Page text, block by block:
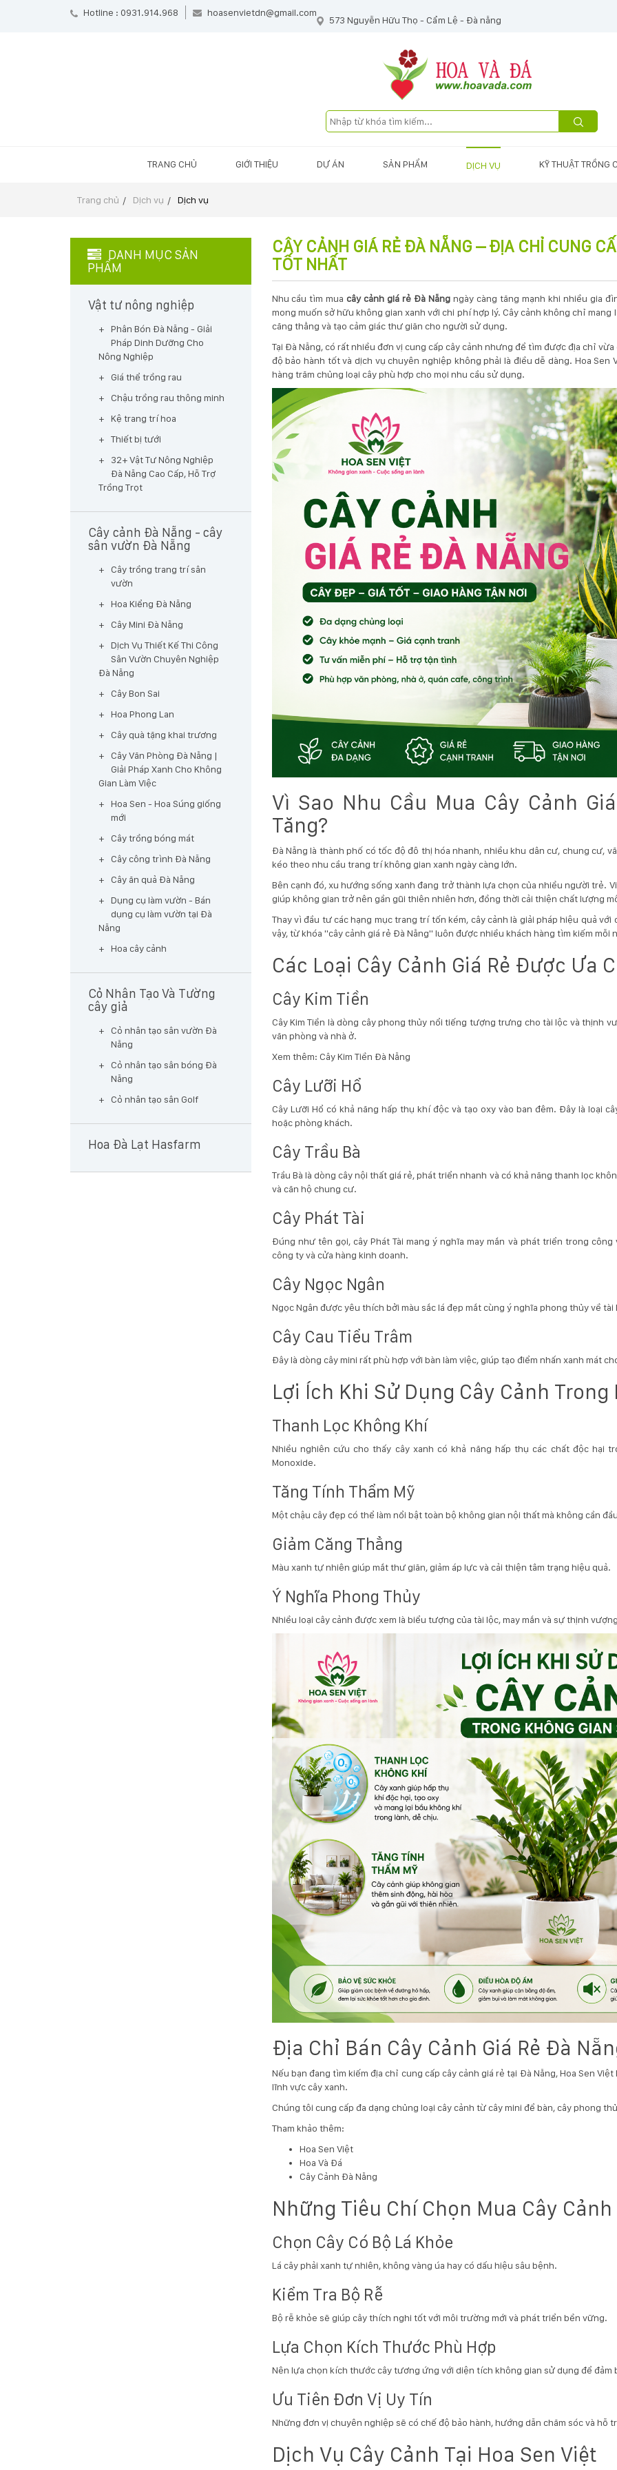
Hotline : 0931.914.968 hoasenvietdn@gmail.com
573 Nguyễn Hữu Thọ - Cẩm Lệ - Đà nẵng
TRANG CHỦ GIỚI THIỆU DỰ ÁN SẢN PHẨM DỊCH VỤ KỸ THUẬT TRỒNG
Trang chủ Dịch vụ Dịch vụ
DANH MỤC SẢN
PHẨM
Vật tư nông nghiệp
Phân Bón Đà Nẵng - Giải
Pháp Dinh Dưỡng Cho
Nông Nghiệp
Giá thể trồng rau
Chậu trồng rau thông minh
Kệ trang trí hoa
Thiết bị tưới
32+ Vật Tư Nông Nghiệp
Đà Nẵng Cao Cấp, Hỗ Trợ
Trồng Trọt
Cây cảnh Đà Nẵng - cây
sân vườn Đà Nẵng
Cây trồng trang trí sân
vườn
Hoa Kiểng Đà Nẵng
Cây Mini Đà Nẵng
Dịch Vụ Thiết Kế Thi Công
Sân Vườn Chuyên Nghiệp
Đà Nẵng
Cây Bon Sai
Hoa Phong Lan
Cây quà tặng khai trương
Cây Văn Phòng Đà Nẵng |
Giải Pháp Xanh Cho Không
Gian Làm Việc
Hoa Sen - Hoa Súng giống
mới
Cây trồng bóng mát
Cây công trình Đà Nẵng
Cây ăn quả Đà Nẵng
Dụng cụ làm vườn - Bán
dụng cụ làm vườn tại Đà
Nẵng
Hoa cây cảnh
Cỏ Nhân Tạo Và Tường
cây giả
Cỏ nhân tạo sân vườn Đà
Nẵng
Cỏ nhân tạo sân bóng Đà
Nẵng
Cỏ nhân tạo sân Golf
Hoa Đà Lạt Hasfarm
CÂY CẢNH GIÁ RẺ ĐÀ NẴNG – ĐỊA CHỈ CUNG
TỐT NHẤT
Nhu cầu tìm mua cây cảnh giá rẻ Đà Nẵng ngày càng tăng mạnh khi nhiều gia
mong muốn sở hữu không gian xanh với chi phí hợp lý. Cây cảnh không chỉ
căng thẳng và tạo cảm giác thư giãn cho người sử dụng.
Tại Đà Nẵng, có rất nhiều đơn vị cung cấp cây cảnh nhưng để tìm được địa chỉ
độ bảo hành tốt và dịch vụ chuyên nghiệp không phải là điều dễ dàng. Hoa
hàng trăm chủng loại cây phù hợp cho mọi nhu cầu sử dụng.
Vì Sao Nhu Cầu Mua Cây Cảnh
Tăng?
Đà Nẵng là thành phố có tốc độ đô thị hóa nhanh, nhiều khu dân cư, chung cư,
kéo theo nhu cầu trang trí không gian xanh ngày càng lớn.
Bên cạnh đó, xu hướng sống xanh đang trở thành lựa chọn của nhiều người trẻ.
giúp không gian trở nên gần gũi thiên nhiên hơn, đồng thời cải thiện chất lượng
Thay vì đầu tư các hạng mục trang trí tốn kém, cây cảnh là giải pháp hiệu quả
vậy, từ khóa "cây cảnh giá rẻ Đà Nẵng" luôn được nhiều khách hàng tìm kiếm mỗi
Các Loại Cây Cảnh Giá Rẻ Được Ưa
Cây Kim Tiền
Cây Kim Tiền là dòng cây phong thủy nổi tiếng tượng trưng cho tài lộc và thịnh
văn phòng và nhà ở.
Xem thêm: Cây Kim Tiền Đà Nẵng
Cây Lưỡi Hổ
Cây Lưỡi Hổ có khả năng hấp thụ khí độc và tạo oxy vào ban đêm. Đây là loại
hoặc phòng khách.
Cây Trầu Bà
Trầu Bà là dòng cây nội thất giá rẻ, phát triển nhanh và có khả năng thanh lọc
và căn hộ chung cư.
Cây Phát Tài
Đúng như tên gọi, cây Phát Tài mang ý nghĩa may mắn và phát triển trong
công ty và cửa hàng kinh doanh.
Cây Ngọc Ngân
Ngọc Ngân được yêu thích bởi màu sắc lá đẹp mắt cùng ý nghĩa phong thủy về tài
Cây Cau Tiểu Trâm
Đây là dòng cây mini rất phù hợp với bàn làm việc, giúp tạo điểm nhấn xanh mát
Lợi Ích Khi Sử Dụng Cây Cảnh Trong
Thanh Lọc Không Khí
Nhiều nghiên cứu cho thấy cây xanh có khả năng hấp thụ các chất độc hại
Monoxide.
Tăng Tính Thẩm Mỹ
Một chậu cây đẹp có thể làm nổi bật toàn bộ không gian nội thất mà không cần
Giảm Căng Thẳng
Màu xanh tự nhiên giúp mắt thư giãn, giảm áp lực và cải thiện tâm trạng hiệu quả.
Ý Nghĩa Phong Thủy
Nhiều loại cây cảnh được xem là biểu tượng của tài lộc, may mắn và sự thịnh
Địa Chỉ Bán Cây Cảnh Giá Rẻ Đà
Nếu bạn đang tìm kiếm địa chỉ cung cấp cây cảnh giá rẻ tại Đà Nẵng, Hoa Sen
lĩnh vực cây xanh.
Chúng tôi cung cấp đa dạng chủng loại cây cảnh từ cây mini để bàn, cây phong
Tham khảo thêm:
Hoa Sen Việt
Hoa Và Đá
Cây Cảnh Đà Nẵng
Những Tiêu Chí Chọn Mua Cây
Chọn Cây Có Bộ Lá Khỏe
Lá cây phải xanh tự nhiên, không vàng úa hay có dấu hiệu sâu bệnh.
Kiểm Tra Bộ Rễ
Bộ rễ khỏe sẽ giúp cây thích nghi tốt với môi trường mới và phát triển bền vững.
Lựa Chọn Kích Thước Phù Hợp
Nên lựa chọn kích thước cây tương ứng với diện tích không gian sử dụng để đảm
Ưu Tiên Đơn Vị Uy Tín
Những đơn vị chuyên nghiệp sẽ có chế độ bảo hành, hướng dẫn chăm sóc và hỗ
Dịch Vụ Cây Cảnh Tại Hoa Sen Việt